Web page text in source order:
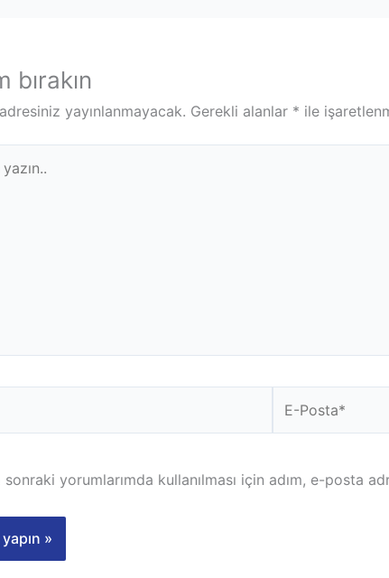
bırakın
yayınlanmayacak. Gerekli alanlar * ile
Posta*
sonraki yorumlarımda kullanılması için adım, e-posta